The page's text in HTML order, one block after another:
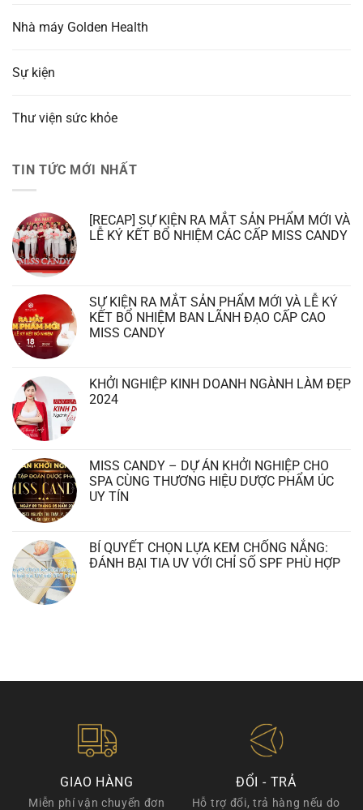
Nhà máy Golden Health
Sự kiện
Thư viện sức khỏe
TIN TỨC MỚI NHẤT
[RECAP] SỰ KIỆN RA MẮT SẢN PHẨM MỚI VÀ
LỄ KÝ KẾT BỔ NHIỆM CÁC CẤP MISS CANDY
SỰ KIỆN RA MẮT SẢN PHẨM MỚI VÀ LỄ KÝ
KẾT BỔ NHIỆM BAN LÃNH ĐẠO CẤP CAO
MISS CANDY
KHỞI NGHIỆP KINH DOANH NGÀNH LÀM ĐẸP
2024
MISS CANDY – DỰ ÁN KHỞI NGHIỆP CHO
SPA CÙNG THƯƠNG HIỆU DƯỢC PHẨM ÚC
UY TÍN
BÍ QUYẾT CHỌN LỰA KEM CHỐNG NẮNG:
ĐÁNH BẠI TIA UV VỚI CHỈ SỐ SPF PHÙ HỢP
GIAO HÀNG
Miễn phí vận chuyển đơn
ĐỔI - TRẢ
Hỗ trợ đổi, trả hàng nếu do